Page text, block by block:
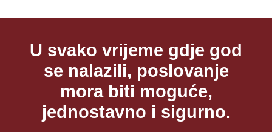
U svako vrijeme gdje god
se nalazili, poslovanje
mora biti moguće,
jednostavno i sigurno.